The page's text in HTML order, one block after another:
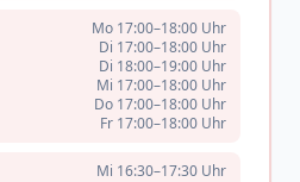
Mo 17:00–18:00 Uhr
Di 17:00–18:00 Uhr
Di 18:00–19:00 Uhr
Mi 17:00–18:00 Uhr
Do 17:00–18:00 Uhr
Fr 17:00–18:00 Uhr
Mi 16:30–17:30 Uhr